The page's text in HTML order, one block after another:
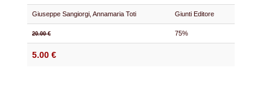
Giuseppe Sangiorgi, Annamaria Toti Giunti Editore
20.00 € 75%
5.00 €